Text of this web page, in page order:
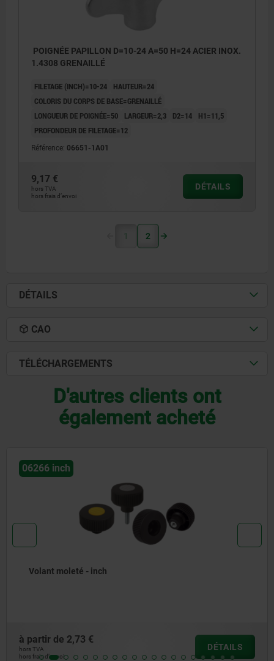
POIGNÉE PAPILLON D=10-24 A=50 H=24 ACIER INOX.
1.4308 GRENAILLÉ
FILETAGE (INCH)=10-24
HAUTEUR=24
COLORIS DU CORPS DE BASE=GRENAILLÉ
LONGUEUR DE POIGNÉE=50
LARGEUR=2,3 D2=14
H1=11,5
PROFONDEUR DE FILETAGE=12
Référence: 06651-1A01
9,17 €
hors TVA
hors frais d’envoi
DÉTAILS
1 2
DÉTAILS
CAO
TÉLÉCHARGEMENTS
D'autres clients ont
également acheté
06212 inch
Bouton étoile en plastique avec insert en Inox similaire
à partir de 1,46 €
hors TVA
hors frais d’envoi
DÉTAILS